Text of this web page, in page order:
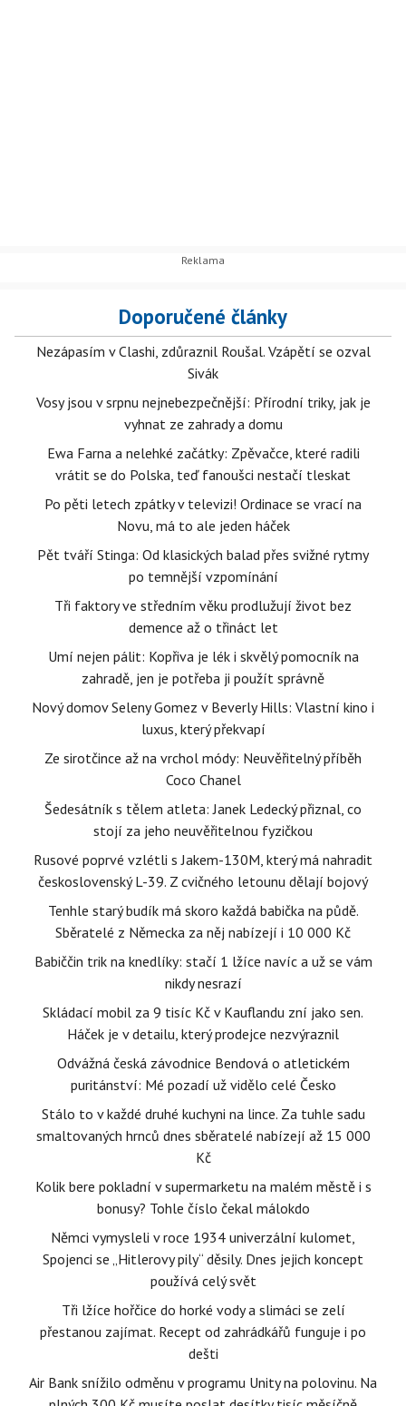
Doporučené články
Nezápasím v Clashi, zdůraznil Roušal. Vzápětí se ozval
Sivák
Vosy jsou v srpnu nejnebezpečnější: Přírodní triky, jak je
vyhnat ze zahrady a domu
Ewa Farna a nelehké začátky: Zpěvačce, které radili
vrátit se do Polska, teď fanoušci nestačí tleskat
Po pěti letech zpátky v televizi! Ordinace se vrací na
Novu, má to ale jeden háček
Pět tváří Stinga: Od klasických balad přes svižné rytmy
po temnější vzpomínání
Tři faktory ve středním věku prodlužují život bez
demence až o třináct let
Umí nejen pálit: Kopřiva je lék i skvělý pomocník na
zahradě, jen je potřeba ji použít správně
Nový domov Seleny Gomez v Beverly Hills: Vlastní kino i
luxus, který překvapí
Ze sirotčince až na vrchol módy: Neuvěřitelný příběh
Coco Chanel
Šedesátník s tělem atleta: Janek Ledecký přiznal, co
stojí za jeho neuvěřitelnou fyzičkou
Rusové poprvé vzlétli s Jakem-130M, který má nahradit
československý L-39. Z cvičného letounu dělají bojový
Tenhle starý budík má skoro každá babička na půdě.
Sběratelé z Německa za něj nabízejí i 10 000 Kč
Babiččin trik na knedlíky: stačí 1 lžíce navíc a už se vám
nikdy nesrazí
Skládací mobil za 9 tisíc Kč v Kauflandu zní jako sen.
Háček je v detailu, který prodejce nezvýraznil
Odvážná česká závodnice Bendová o atletickém
puritánství: Mé pozadí už vidělo celé Česko
Stálo to v každé druhé kuchyni na lince. Za tuhle sadu
smaltovaných hrnců dnes sběratelé nabízejí až 15 000
Kč
Kolik bere pokladní v supermarketu na malém městě i s
bonusy? Tohle číslo čekal málokdo
Němci vymysleli v roce 1934 univerzální kulomet,
Spojenci se „Hitlerovy pily“ děsily. Dnes jejich koncept
používá celý svět
Tři lžíce hořčice do horké vody a slimáci se zelí
přestanou zajímat. Recept od zahrádkářů funguje i po
dešti
Air Bank snížilo odměnu v programu Unity na polovinu. Na